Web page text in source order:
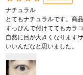
ナチュラル
とてもナチュラルです。商
すっぴんで付けててもカラ
自然に目が大きくなります!
いいんだなと思いました。